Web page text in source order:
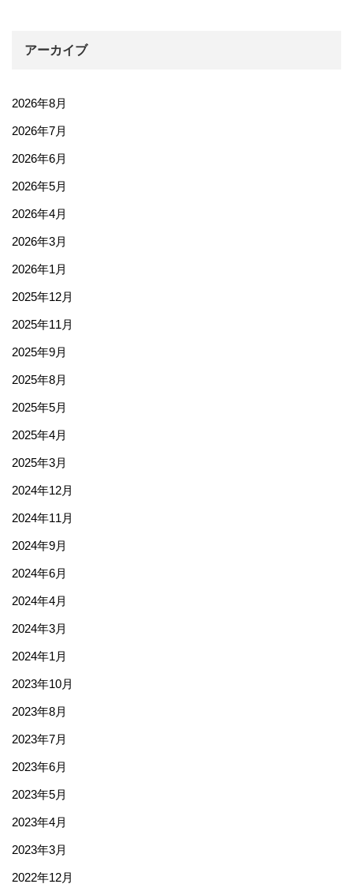
アーカイブ
2026年8月
2026年7月
2026年6月
2026年5月
2026年4月
2026年3月
2026年1月
2025年12月
2025年11月
2025年9月
2025年8月
2025年5月
2025年4月
2025年3月
2024年12月
2024年11月
2024年9月
2024年6月
2024年4月
2024年3月
2024年1月
2023年10月
2023年8月
2023年7月
2023年6月
2023年5月
2023年4月
2023年3月
2022年12月